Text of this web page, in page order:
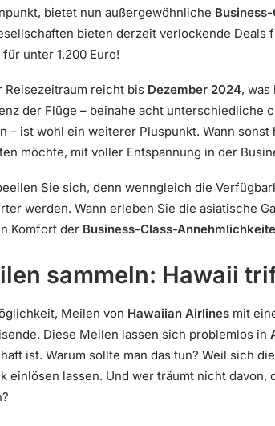
bietet nun außergewöhnliche
bieten derzeit verlockende Deals
unter 1.200 Euro!
Reisezeitraum reicht bis Dezember 2024,
der Flüge – beinahe acht unterschiedliche
– ist wohl ein weiterer Pluspunkt. Wann
möchte, mit voller Entspannung in der
Sie sich, denn wenngleich die
werden. Wann erleben Sie die asiatische
Komfort der Business-Class-
sammeln: Hawaii
Meilen von Hawaiian Airlines mit
Diese Meilen lassen sich problemlos in
ist. Warum sollte man das tun? Weil sich
einlösen lassen. Und wer träumt nicht